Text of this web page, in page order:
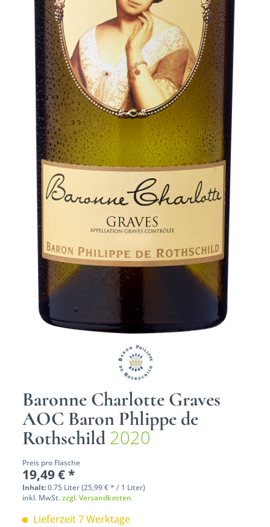
Baronne Charlotte Graves
AOC Baron Phlippe de
Rothschild 2020
Preis pro Flasche
19,49 € *
Inhalt:0.75 Liter (25,99 € * / 1 Liter)
inkl. MwSt.zzgl. Versandkosten
Lieferzeit 7 Werktage